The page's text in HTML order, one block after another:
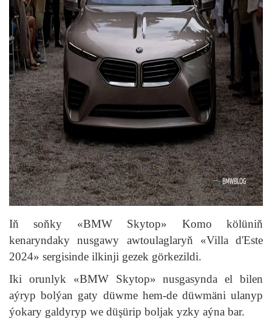
Iň soňky «BMW Skytop» Komo kölüniň
kenaryndaky nusgawy awtoulaglaryň «Villa d'Este
2024» sergisinde ilkinji gezek görkezildi.
Iki orunlyk «BMW Skytop» nusgasynda el bilen
aýryp bolýan gaty düwme hem-de düwmäni ulanyp
ýokary galdyryp we düşürip boljak yzky aýna bar.